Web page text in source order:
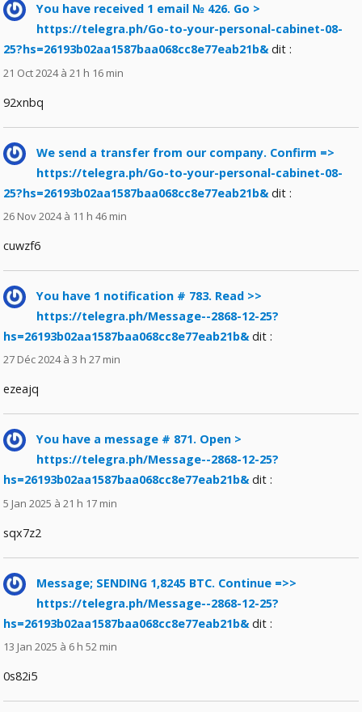
You have received 1 email № 426. Go >
https://telegra.ph/Go-to-your-personal-cabinet-08-
25?hs=26193b02aa1587baa068cc8e77eab21b& dit :
21 Oct 2024 à 21 h 16 min
92xnbq
We send a transfer from our company. Confirm =>
https://telegra.ph/Go-to-your-personal-cabinet-08-
25?hs=26193b02aa1587baa068cc8e77eab21b& dit :
26 Nov 2024 à 11 h 46 min
cuwzf6
You have 1 notification # 783. Read >>
https://telegra.ph/Message--2868-12-25?
hs=26193b02aa1587baa068cc8e77eab21b& dit :
27 Déc 2024 à 3 h 27 min
ezeajq
You have a message # 871. Open >
https://telegra.ph/Message--2868-12-25?
hs=26193b02aa1587baa068cc8e77eab21b& dit :
5 Jan 2025 à 21 h 17 min
sqx7z2
Message; SENDING 1,8245 BTC. Continue =>>
https://telegra.ph/Message--2868-12-25?
hs=26193b02aa1587baa068cc8e77eab21b& dit :
13 Jan 2025 à 6 h 52 min
0s82i5